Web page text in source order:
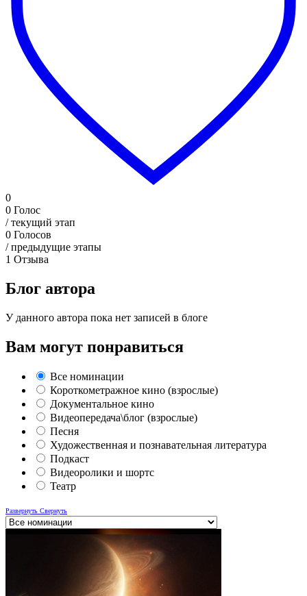
0
0 Голос
/ текущий этап
0 Голосов
/ предыдущие этапы
1 Отзыва
Блог автора
У данного автора пока нет записей в блоге
Вам могут понравиться
Все номинации
Короткометражное кино (взрослые)
Документальное кино
Видеопередача\блог (взрослые)
Песня
Художественная и познавательная литература
Подкаст
Видеоролики и шортс
Театр
Развернуть Свернуть